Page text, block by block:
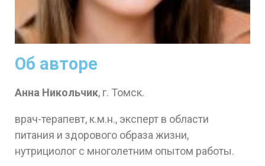
Об авторе
Анна Никольчик, г. Томск.
врач-терапевт, к.м.н., эксперт в области
питания и здорового образа жизни,
нутрициолог с многолетним опытом работы.